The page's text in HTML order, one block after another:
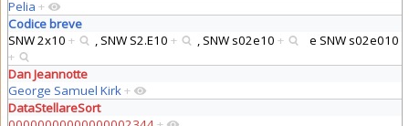
Pelia +
Codice breve
SNW 2x10 + , SNW S2.E10 + , SNW s02e10 + e SNW s02e010
+
Dan Jeannotte
George Samuel Kirk+
DataStellareSort